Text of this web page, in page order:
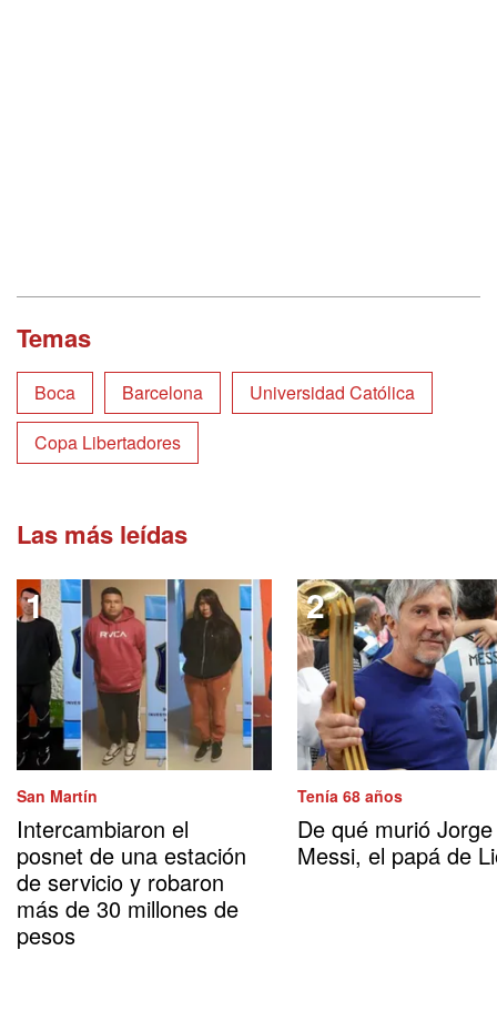
Temas
Boca Barcelona
Universidad Católica
Copa Libertadores
Las más leídas
San Martín
Intercambiaron el
posnet de una estación
de servicio y robaron
más de 30 millones de
pesos
Tenía 68 años
De qué murió Jorge
Messi, el papá de